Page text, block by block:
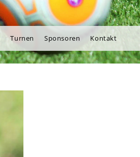
Turnen Sponsoren Kontakt